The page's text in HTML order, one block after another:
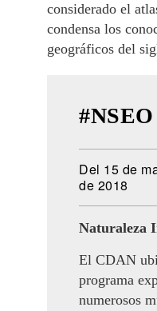
considerado el
condensa los
geográficos del
#NSEO
Del 15 de
de 2018
Naturaleza
El CDAN
programa
numerosos